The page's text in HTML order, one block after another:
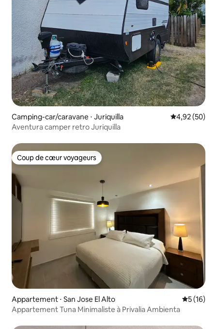
Camping-car/caravane ⋅ Juriquilla Évaluation
4,92 (50)
Aventura camper retro Juriquilla
Coup de cœur voyageurs
Coup de cœur voyageurs
Appartement ⋅ San Jose El Alto
5 (16)
Appartement Tuna Minimaliste à Privalia Ambienta